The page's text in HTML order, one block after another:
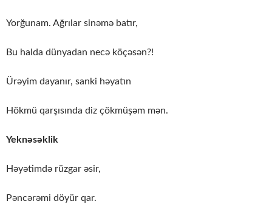
Yorğunam. Ağrılar sinəmə batır,
Bu halda dünyadan necə köçəsən?!
Ürəyim dayanır, sanki həyatın
Hökmü qarşısında diz çökmüşəm mən.
Yeknəsəklik
Həyətimdə rüzgar əsir,
Pəncərəmi döyür qar.